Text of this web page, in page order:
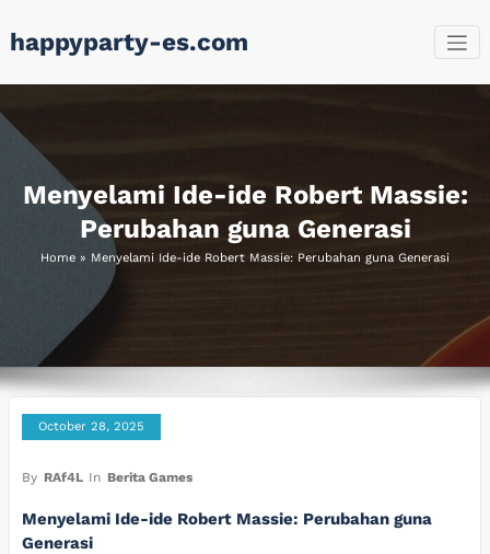
to
content
happyparty-es.com
Menyelami Ide-ide Robert Massie:
Perubahan guna Generasi
Home » Menyelami Ide-ide Robert Massie: Perubahan guna Generasi
October 28, 2025
By RAf4L In Berita Games
Menyelami Ide-ide Robert Massie: Perubahan guna
Generasi